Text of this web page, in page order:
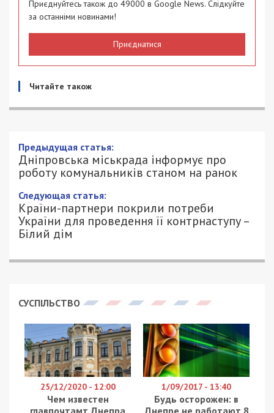
Приєднуйтесь також до 49000 в Google News. Слідкуйте
за останніми новинами!
Приєднатися
Читайте також
Предыдущая статья:
Дніпровська міськрада інформує про
роботу комунальників станом на ранок
Следующая статья:
Країни-партнери покрили потреби
України для проведення її контрнаступу –
Білий дім
СУСПІЛЬСТВО
25/12/2020 - 12:00
Чем известен
главпочтамт Днепра
1/09/2017 - 13:40
Будь осторожен: в
Днепре не работают 8